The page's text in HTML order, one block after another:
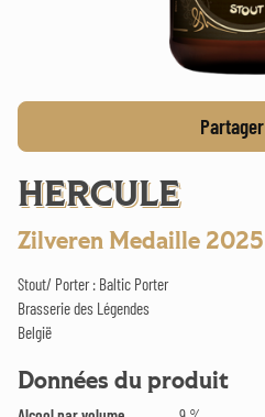
Partager
HERCULE
Zilveren Medaille 2025
Stout/ Porter : Baltic Porter
Brasserie des Légendes
België
Données du produit